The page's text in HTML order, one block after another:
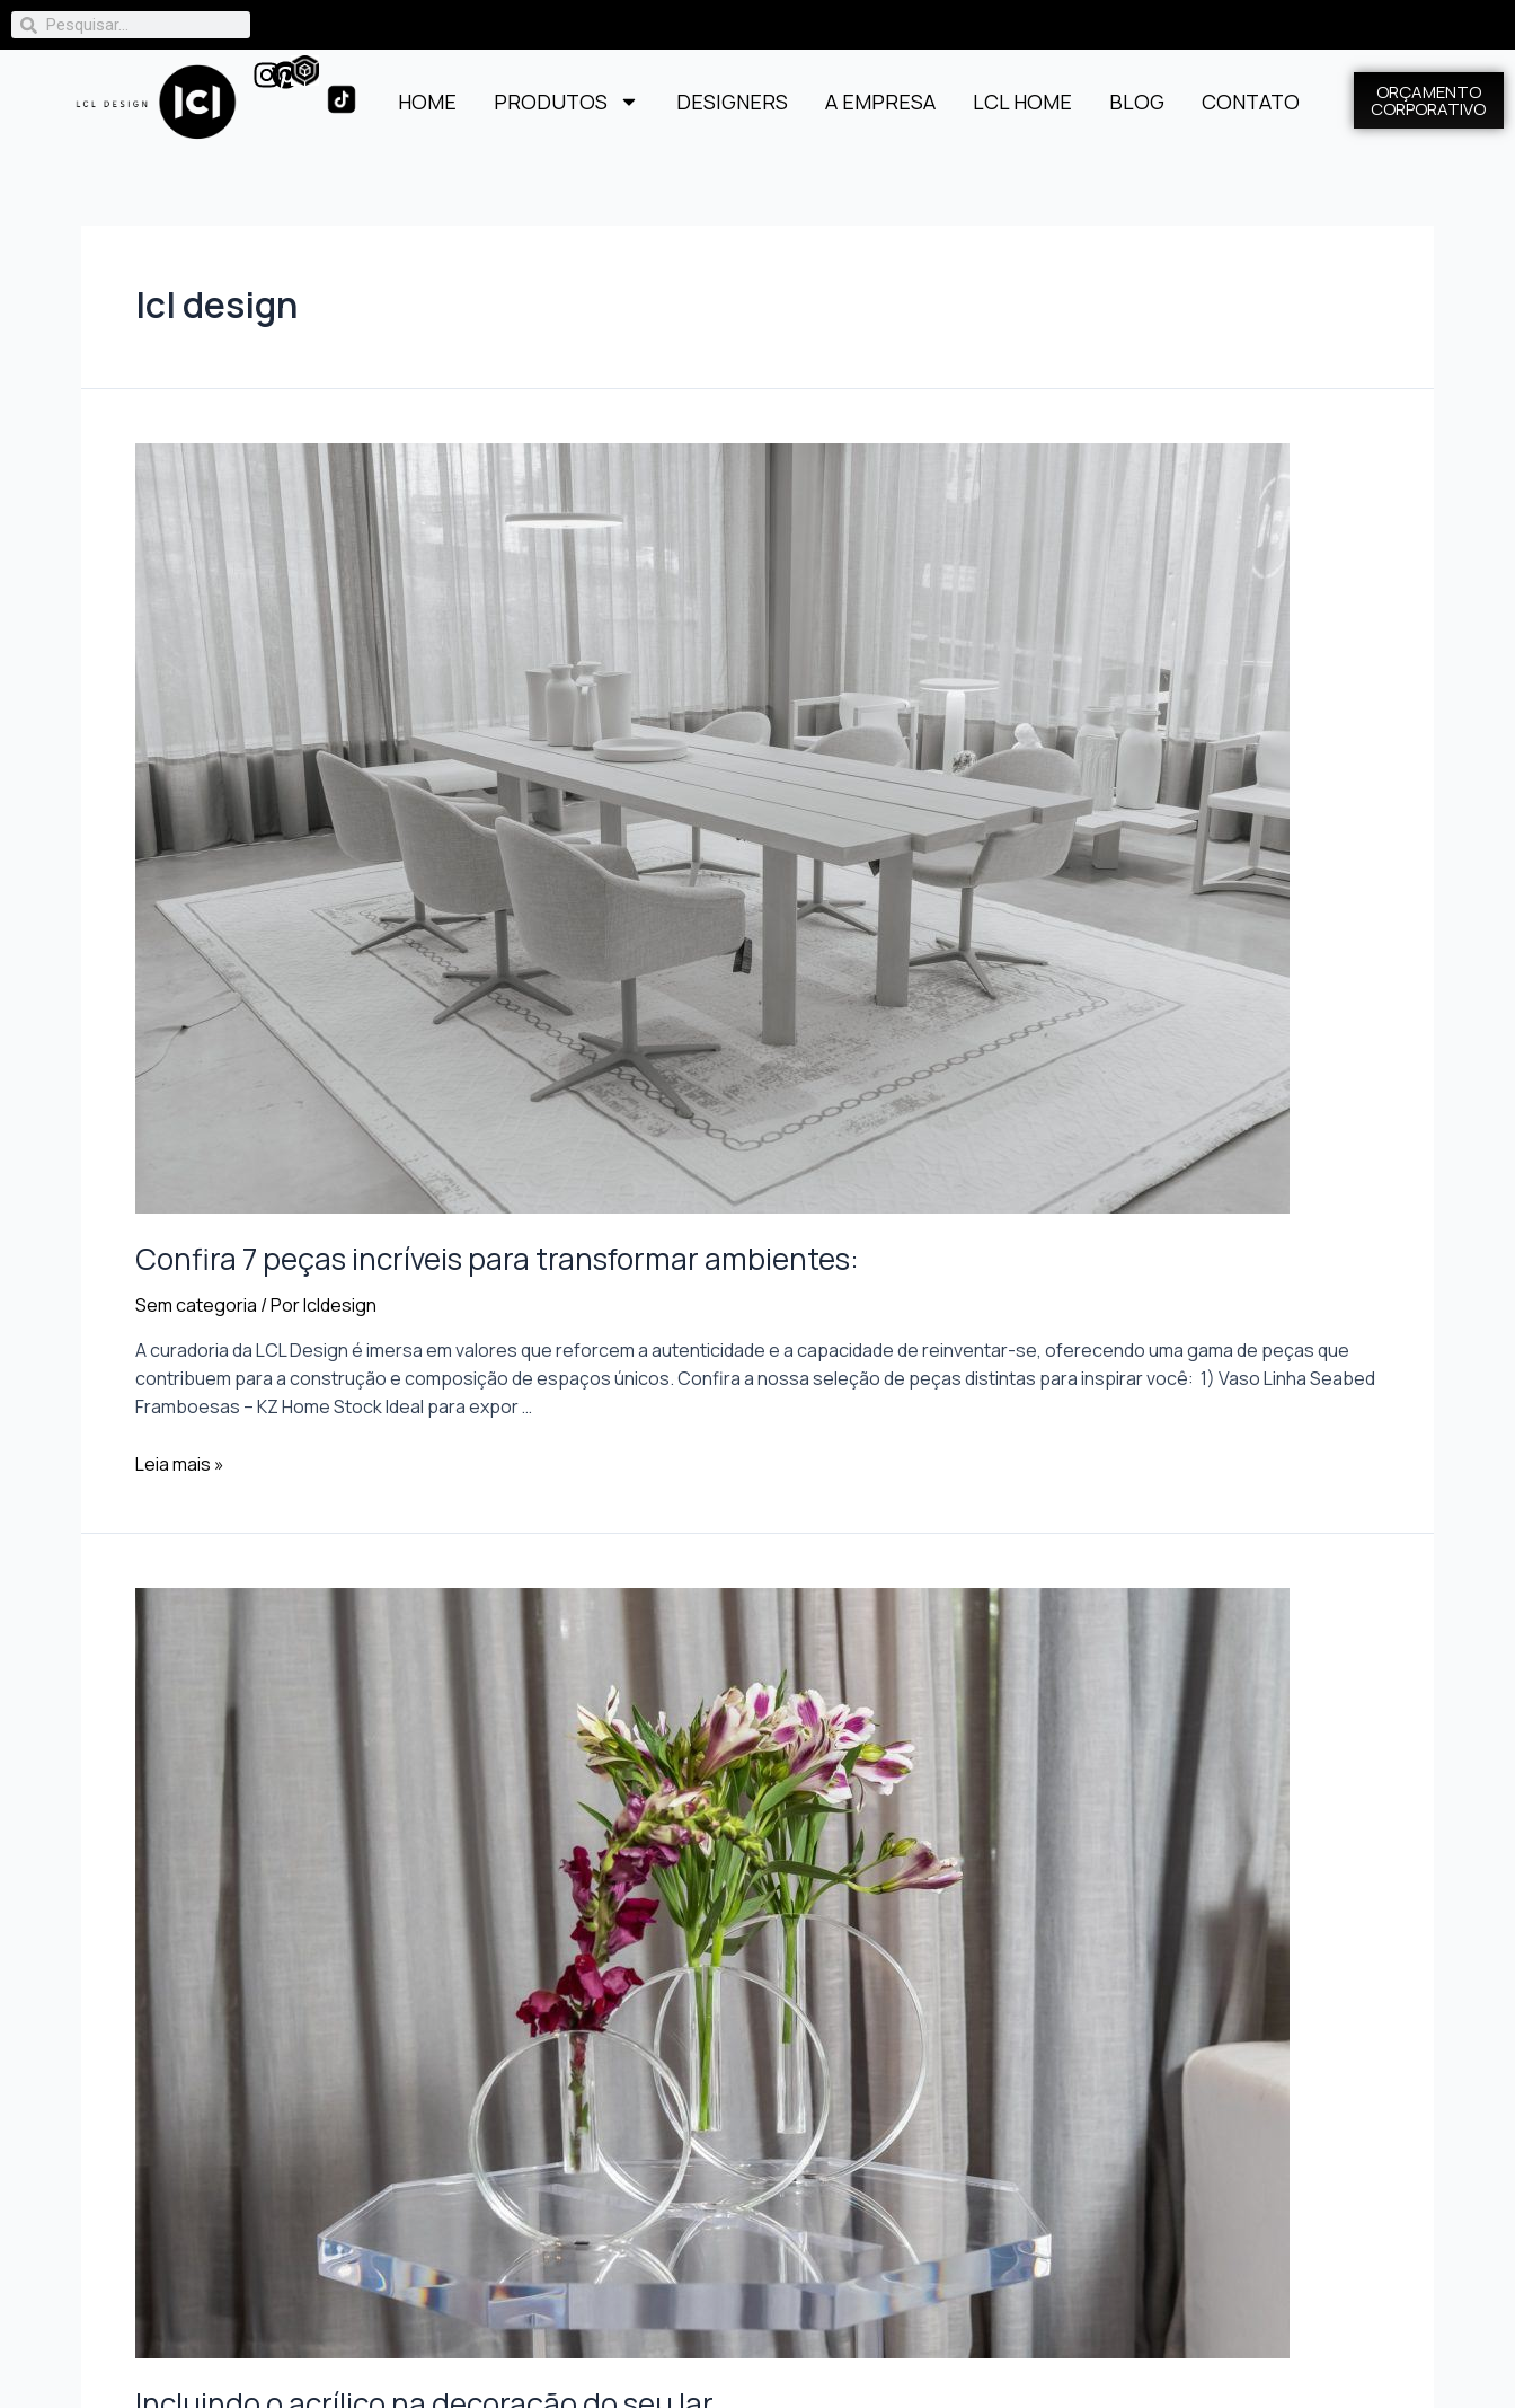
HOME PRODUTOS DESIGNERS A EMPRESA LCL HOME BLOG CONTATO ORÇAMENTO
CORPORATIVO
lcl design
Confira 7 peças incríveis para transformar ambientes:
Sem categoria / Porlcldesign
A curadoria da LCL Design é imersa em valores que reforcem a autenticidade e a capacidade de reinventar-se, oferecendo uma gama de peças que
contribuem para a construção e composição de espaços únicos. Confira a nossa seleção de peças distintas para inspirar você: 1) Vaso Linha Seabed
Framboesas – KZ Home Stock Ideal para expor …
Leia mais »